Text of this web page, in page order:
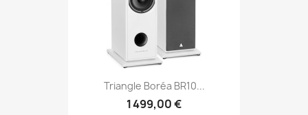
Triangle Boréa BR10...
1 499,00 €